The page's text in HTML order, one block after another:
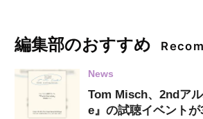
編集部のおすすめ
News
Tom Misch、2ndア
e』の試聴イベント